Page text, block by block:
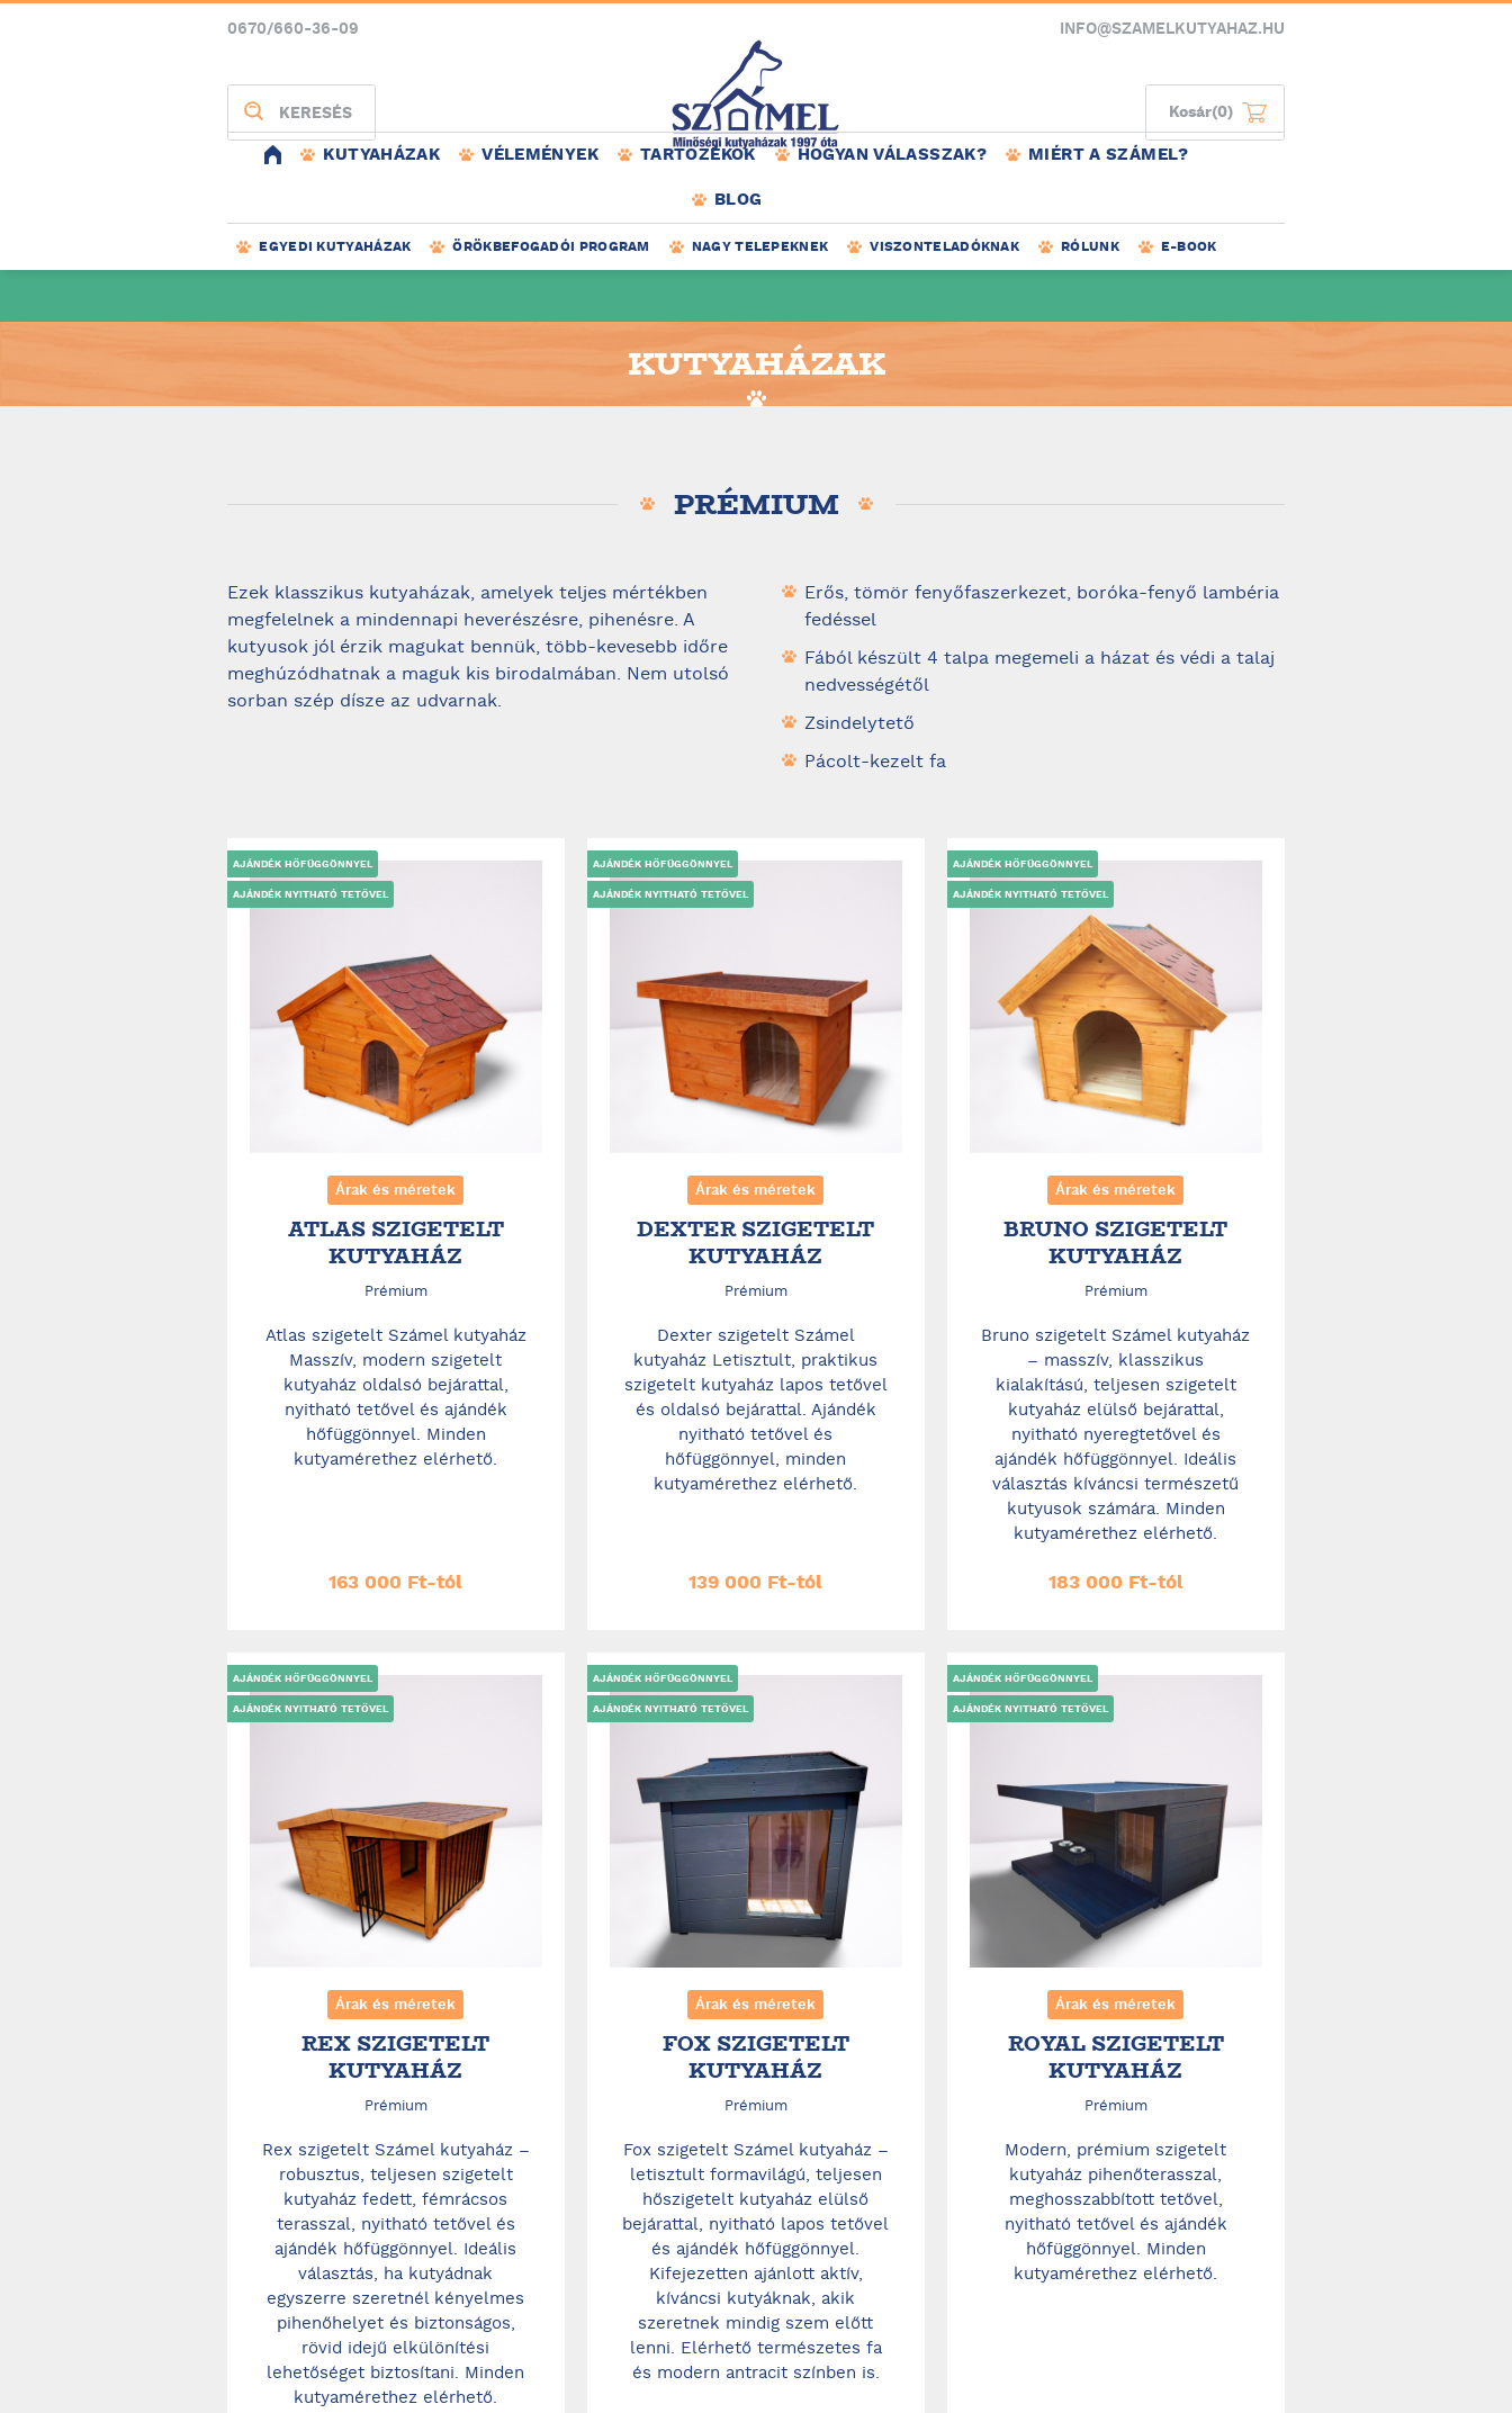
0670/660-36-09 INFO@SZAMELKUTYAHAZ.HU
KERESÉS Kosár(0)
KUTYAHÁZAK VÉLEMÉNYEK TARTOZÉKOK HOGYAN VÁLASSZAK? MIÉRT A SZÁMEL?
BLOG
EGYEDI KUTYAHÁZAK ÖRÖKBEFOGADÓI PROGRAM NAGY TELEPEKNEK VISZONTELADÓKNAK RÓLUNK E-BOOK
KUTYAHÁZAK
PRÉMIUM
Ezek klasszikus kutyaházak, amelyek teljes mértékben
megfelelnek a mindennapi heverészésre, pihenésre. A
kutyusok jól érzik magukat bennük, több-kevesebb időre
meghúzódhatnak a maguk kis birodalmában. Nem utolsó
sorban szép dísze az udvarnak.
Erős, tömör fenyőfaszerkezet, boróka-fenyő lambéria
fedéssel
Fából készült 4 talpa megemeli a házat és védi a talaj
nedvességétől
Zsindelytető
Pácolt-kezelt fa
Árak és méretek
ATLAS SZIGETELT
KUTYAHÁZ
Prémium
Atlas szigetelt Számel kutyaház
Masszív, modern szigetelt
kutyaház oldalsó bejárattal,
nyitható tetővel és ajándék
hőfüggönnyel. Minden
kutyamérethez elérhető.
163 000 Ft-tól
AJÁNDÉK HŐFÜGGÖNNYEL
AJÁNDÉK NYITHATÓ TETŐVEL
Árak és méretek
DEXTER SZIGETELT
KUTYAHÁZ
Prémium
Dexter szigetelt Számel
kutyaház Letisztult, praktikus
szigetelt kutyaház lapos tetővel
és oldalsó bejárattal. Ajándék
nyitható tetővel és
hőfüggönnyel, minden
kutyamérethez elérhető.
139 000 Ft-tól
AJÁNDÉK HŐFÜGGÖNNYEL
AJÁNDÉK NYITHATÓ TETŐVEL
Árak és méretek
BRUNO SZIGETELT
KUTYAHÁZ
Prémium
Bruno szigetelt Számel kutyaház
– masszív, klasszikus
kialakítású, teljesen szigetelt
kutyaház elülső bejárattal,
nyitható nyeregtetővel és
ajándék hőfüggönnyel. Ideális
választás kíváncsi természetű
kutyusok számára. Minden
kutyamérethez elérhető.
183 000 Ft-tól
AJÁNDÉK HŐFÜGGÖNNYEL
AJÁNDÉK NYITHATÓ TETŐVEL
Árak és méretek
REX SZIGETELT
KUTYAHÁZ
Prémium
Rex szigetelt Számel kutyaház –
robusztus, teljesen szigetelt
kutyaház fedett, fémrácsos
terasszal, nyitható tetővel és
ajándék hőfüggönnyel. Ideális
választás, ha kutyádnak
egyszerre szeretnél kényelmes
pihenőhelyet és biztonságos,
rövid idejű elkülönítési
lehetőséget biztosítani. Minden
kutyamérethez elérhető.
AJÁNDÉK HŐFÜGGÖNNYEL
AJÁNDÉK NYITHATÓ TETŐVEL
Árak és méretek
FOX SZIGETELT
KUTYAHÁZ
Prémium
Fox szigetelt Számel kutyaház –
letisztult formavilágú, teljesen
hőszigetelt kutyaház elülső
bejárattal, nyitható lapos tetővel
és ajándék hőfüggönnyel.
Kifejezetten ajánlott aktív,
kíváncsi kutyáknak, akik
szeretnek mindig szem előtt
lenni. Elérhető természetes fa
és modern antracit színben is.
AJÁNDÉK HŐFÜGGÖNNYEL
AJÁNDÉK NYITHATÓ TETŐVEL
Árak és méretek
ROYAL SZIGETELT
KUTYAHÁZ
Prémium
Modern, prémium szigetelt
kutyaház pihenőterasszal,
meghosszabbított tetővel,
nyitható tetővel és ajándék
hőfüggönnyel. Minden
kutyamérethez elérhető.
AJÁNDÉK HŐFÜGGÖNNYEL
AJÁNDÉK NYITHATÓ TETŐVEL